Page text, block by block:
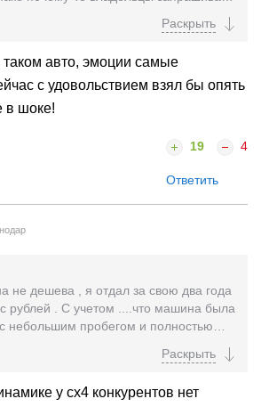
таком авто, эмоции самые
с удовольствием взял бы опять
в шоке!
19 4
Ответить
не дешева , я отдал за свою два года
машина была
небольшим пробегом и полностью
у сх4 конкурентов нет